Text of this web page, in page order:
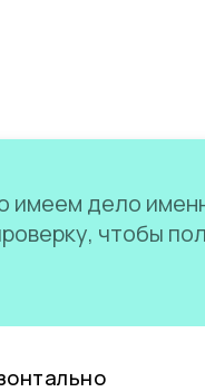
имеем дело
чтобы